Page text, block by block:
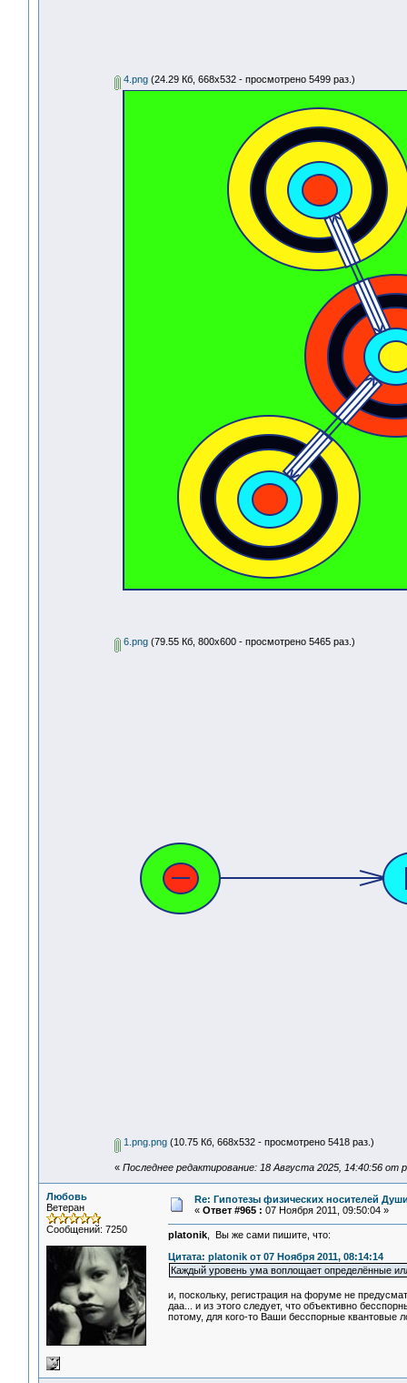
4.png (24.29 Кб, 668x532 - просмотрено 5499 раз.)
6.png (79.55 Кб, 800x600 - просмотрено 5465 раз.)
1.png.png (10.75 Кб, 668x532 - просмотрено 5418 раз.)
« Последнее редактирование: 18 Августа 2025, 14:40:56 от
Любовь
Ветеран
Сообщений: 7250
Re: Гипотезы физических носителей
« Ответ #965 : 07 Ноября 2011, 09:50:04 »
platonik , Вы же сами пишите, что:
Цитата: platonik от 07 Ноября 2011, 08:14:14
Каждый уровень ума воплощает определённые
и, поскольку, регистрация на форуме не
даа... и из этого следует, что объективно
потому, для кого-то Ваши бесспорные квантовые